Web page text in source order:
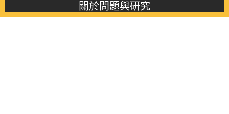
關於問題與研究
About this journal